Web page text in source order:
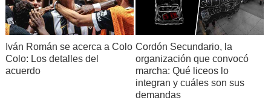
Iván Román se acerca a Colo
Colo: Los detalles del
acuerdo
Cordón Secundario, la
organización que convocó
marcha: Qué liceos lo
integran y cuáles son sus
demandas